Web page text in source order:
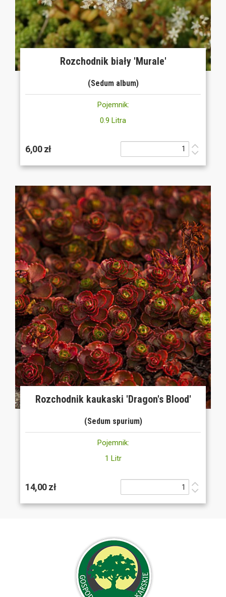
Rozchodnik biały 'Murale'
(Sedum album)
Pojemnik:
0.9 Litra
6,00 zł
Rozchodnik kaukaski 'Dragon's Blood'
(Sedum spurium)
Pojemnik:
1 Litr
14,00 zł